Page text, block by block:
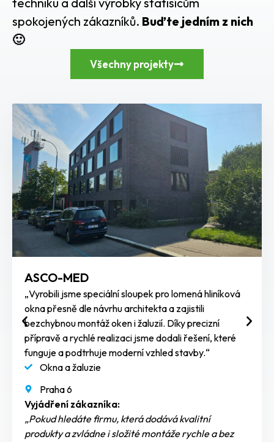
spokojených zákazníků. Buďte jedním z nich
🙂
Všechny projekty
ASCO-MED
„Vyrobili jsme speciální sloupek pro lomená hliníková
okna přesně dle návrhu architekta a zajistili
bezchybnou montáž oken i žaluzií. Díky precizní
přípravě a rychlé realizaci jsme dodali řešení, které
funguje a podtrhuje moderní vzhled stavby.“
Okna a žaluzie
Praha 6
Vyjádření zákazníka:
„Pokud hledáte firmu, která dodává kvalitní
produkty a zvládne i složité montáže rychle a bez